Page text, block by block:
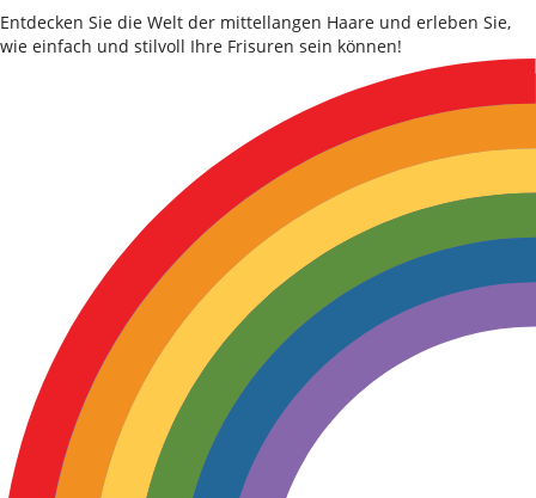
Entdecken Sie die Welt der mittellangen Haare und erleben Sie,
wie einfach und stilvoll Ihre Frisuren sein können!